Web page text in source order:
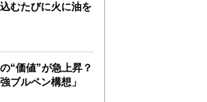
むたびに火に油を
“価値”が急上昇？
ブルペン構想」